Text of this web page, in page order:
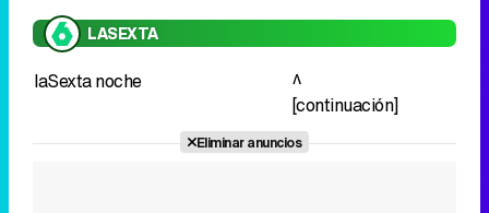
LASEXTA
laSexta noche
^
[continuación]
Eliminar anuncios